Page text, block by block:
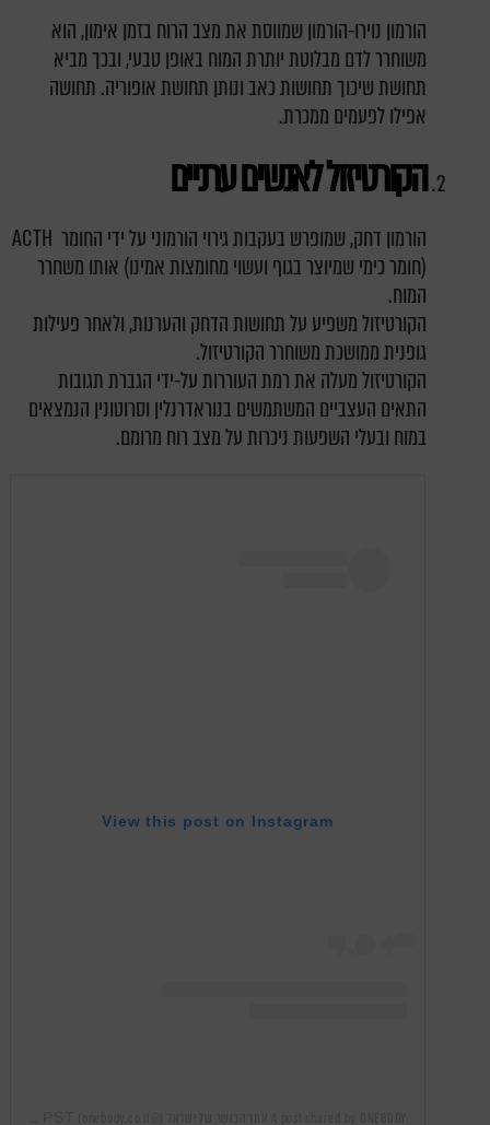
הורמון נוירו-הורמון שמווסת את מצב הרוח בזמן אימון, הוא
משוחרר לדם מבלוטת יותרת המוח באופן טבעי, ובכך מביא
תחושת שיכוך תחושות כאב ונותן תחושת אופוריה. תחושה
אפילו לפעמים ממכרת.
הקורטיזול לאנשיםערניים
הורמון דחק, שמופרש בעקבות גירוי הורמוני על ידי החומר ACTH
(חומר כימי שמיוצר בגוף ועשוי מחומצות אמינו) אותו משחרר
המוח.
הקורטיזול משפיע על תחושות הדחק והערנות, ולאחר פעילות
גופנית ממושכת משוחרר הקורטיזול.
הקורטיזול מעלה את רמת העוררות על-ידי הגברת תגובות
התאים העצביים המשתמשים בנוראדרנלין וסרוטונין הנמצאים
במוח ובעלי השפעות ניכרות על מצב רוח מרומם.
View this post on Instagram